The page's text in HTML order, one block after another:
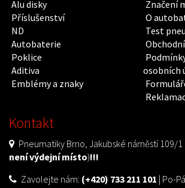
Alu disky
Příslušenství
ND
Autobaterie
Poklice
Aditiva
Emblémy a znaky
Značení
O
Test
osobních
Kontakt
Pneumatiky Brno, Jakubské náměstí 109/1
není výdejní místo)!!!
Zavolejte nám: (+420) 733 211 101 | Po-